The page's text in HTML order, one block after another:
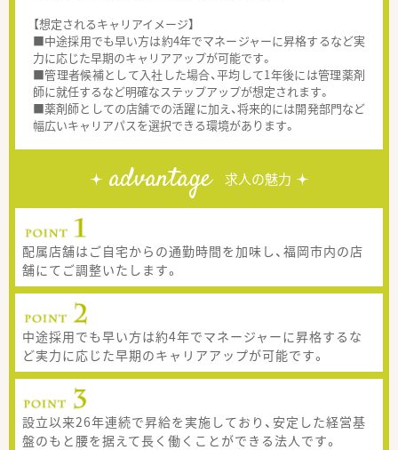
【想定されるキャリアイメージ】
■中途採用でも早い方は約4年でマネージャーに昇格するなど実
力に応じた早期のキャリアアップが可能です。
■管理者候補として入社した場合、平均して1年後には管理薬剤
師に就任するなど明確なステップアップが想定されます。
■薬剤師としての店舗での活躍に加え、将来的には開発部門など
幅広いキャリアパスを選択できる環境があります。
advantage 求人の魅力
配属店舗はご自宅からの通勤時間を加味し、福岡市内の店
舗にてご調整いたします。
中途採用でも早い方は約4年でマネージャーに昇格するな
ど実力に応じた早期のキャリアアップが可能です。
設立以来26年連続で昇給を実施しており、安定した経営基
盤のもと腰を据えて長く働くことができる法人です。